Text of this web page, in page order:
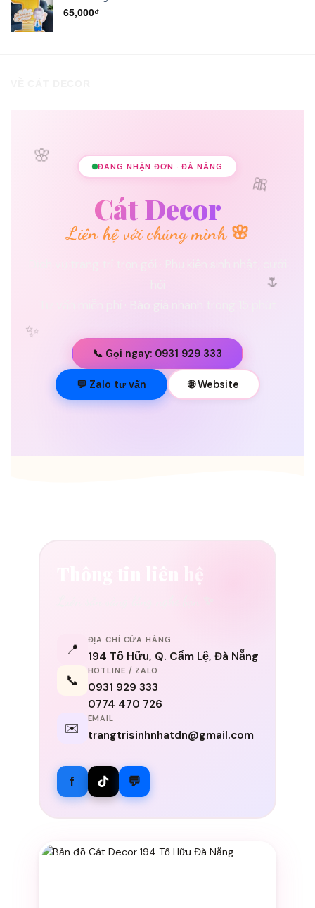
65,000₫
🌸
🎀
✨
🌷
💐
ĐANG NHẬN ĐƠN · ĐÀ NẴNG
Cát Decor
Liên hệ với chúng mình 🌸
📞 Gọi ngay: 0931 929 333
💬 Zalo tư vấn 🌐 Website
Thông tin liên hệ
📍
ĐỊA CHỈ CỬA HÀNG
194 Tố Hữu, Q. Cẩm Lệ, Đà Nẵng
📞
HOTLINE / ZALO
0931 929 333
0774 470 726
✉️
EMAIL
trangtrisinhnhatdn@gmail.com
f 💬